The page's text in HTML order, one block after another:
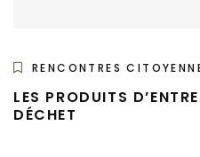
RENCONTRES
LES PRODUITS
DÉCHET